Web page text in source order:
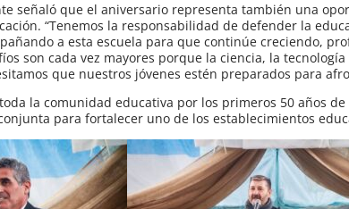
señaló que el aniversario representa también una
“Tenemos la responsabilidad de defender la
a esta escuela para que continúe creciendo,
son cada vez mayores porque la ciencia, la
que nuestros jóvenes estén preparados para
la comunidad educativa por los primeros 50 años
para fortalecer uno de los establecimientos